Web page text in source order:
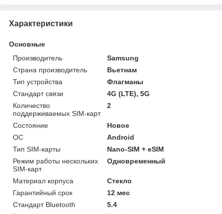
Характеристики
Основные
Производитель
Samsung
Страна производитель
Вьетнам
Тип устройства
Флагманы
Стандарт связи
4G (LTE), 5G
Количество
поддерживаемых SIM-карт
2
Состояние
Новое
ОС
Android
Тип SIM-карты
Nano-SIM + eSIM
Режим работы нескольких
SIM-карт
Одновременный
Материал корпуса
Стекло
Гарантийный срок
12 мес
Стандарт Bluetooth
5.4